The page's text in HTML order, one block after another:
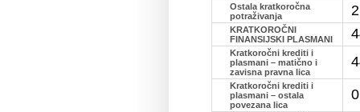
Ostala kratkoročna
potraživanja
KRATKOROČNI
FINANSIJSKI PLASMANI
Kratkoročni krediti i
plasmani – matično i
zavisna pravna lica
Kratkoročni krediti i
plasmani – ostala
povezana lica
0